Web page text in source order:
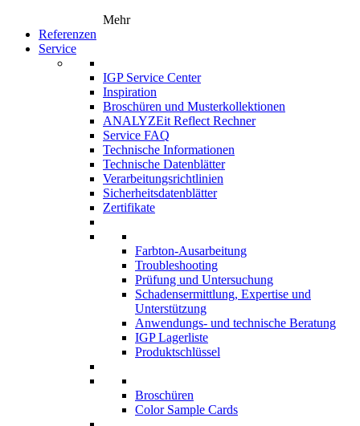
Mehr
Referenzen
Service
IGP Service Center
Inspiration
Broschüren und Musterkollektionen
ANALYZEit Reflect Rechner
Service FAQ
Technische Informationen
Technische Datenblätter
Verarbeitungsrichtlinien
Sicherheitsdatenblätter
Zertifikate
Farbton-Ausarbeitung
Troubleshooting
Prüfung und Untersuchung
Schadensermittlung, Expertise und
Unterstützung
Anwendungs- und technische Beratung
IGP Lagerliste
Produktschlüssel
Broschüren
Color Sample Cards